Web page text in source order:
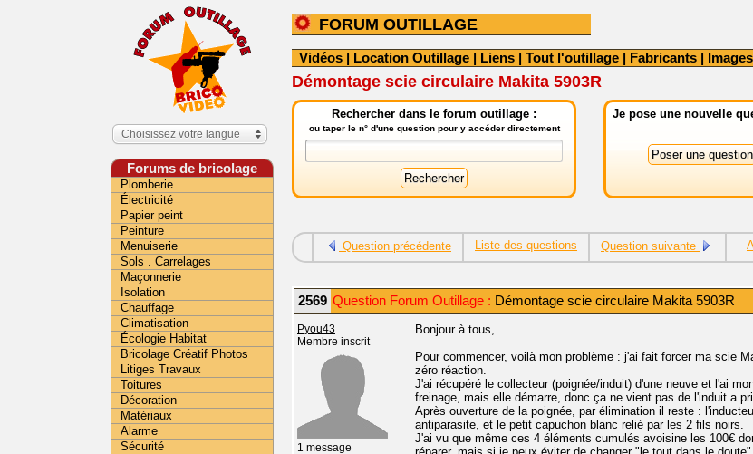
FORUM OUTILLAGE
Vidéos | Location Outillage | Liens | Tout l'outillage | Fabricants | Images
Démontage scie circulaire Makita 5903R
Rechercher dans le forum outillage :
ou taper le n° d'une question pour y accéder directement
Je pose une nouvelle
Question précédente Liste des questions Question suivante
2569 Question Forum Outillage : Démontage scie circulaire Makita 5903R
Pyou43
Membre inscrit
1 message
Bonjour à tous,
Pour commencer, voilà mon problème : j'ai fait forcer ma scie
zéro réaction.
J'ai récupéré le collecteur (poignée/induit) d'une neuve et l'ai
freinage, mais elle démarre, donc ça ne vient pas de l'induit a
Après ouverture de la poignée, par élimination il reste :
antiparasite, et le petit capuchon blanc relié par les 2 fils noirs.
J'ai vu que même ces 4 éléments cumulés avoisine les 100€
Choisissez votre langue
Forums de bricolage
Plomberie
Électricité
Papier peint
Peinture
Menuiserie
Sols . Carrelages
Maçonnerie
Isolation
Chauffage
Climatisation
Écologie Habitat
Bricolage Créatif Photos
Litiges Travaux
Toitures
Décoration
Matériaux
Alarme
Sécurité